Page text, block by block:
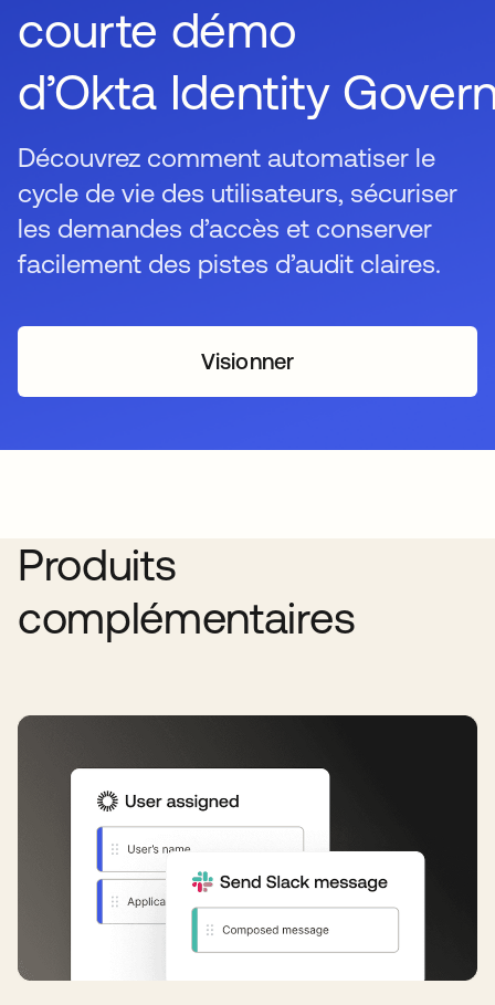
courte démo
d’Okta Identity
Découvrez comment automatiser le
cycle de vie des utilisateurs, sécuriser
les demandes d’accès et conserver
facilement des pistes d’audit claires.
Visionner
Produits
complémentaires